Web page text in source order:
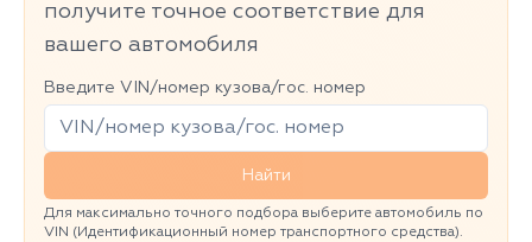
получите точное соответствие для
вашего автомобиля
Введите VIN/номер кузова/гос. номер
Найти
Для максимально точного подбора выберите автомобиль по
VIN (Идентификационный номер транспортного средства).